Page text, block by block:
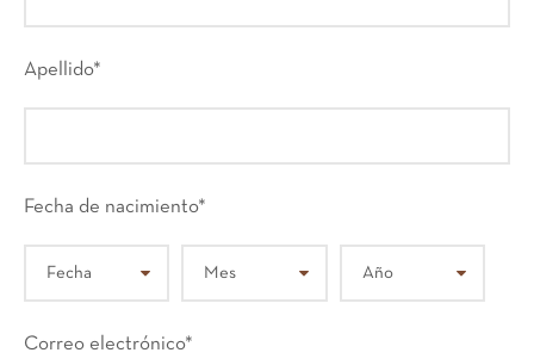
Apellido*
Fecha de nacimiento*
Correo electrónico*